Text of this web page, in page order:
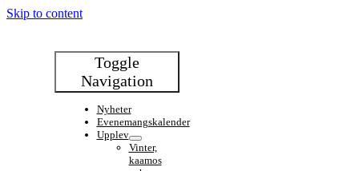
Skip to content
Toggle
Navigation
Nyheter
Evenemangskalender
Upplev
Vinter,
kaamos